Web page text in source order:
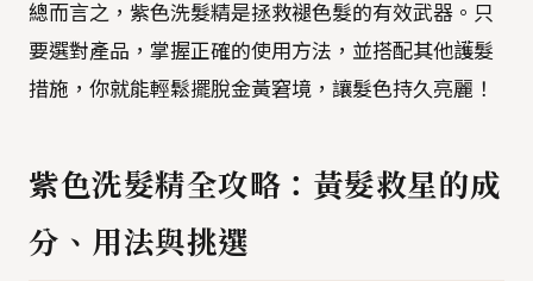
總而言之，紫色洗髮精是拯救褪色髮的有效武器。只
要選對產品，掌握正確的使用方法，並搭配其他護髮
措施，你就能輕鬆擺脫金黃窘境，讓髮色持久亮麗！
紫色洗髮精全攻略：黃髮救星的成
分、用法與挑選